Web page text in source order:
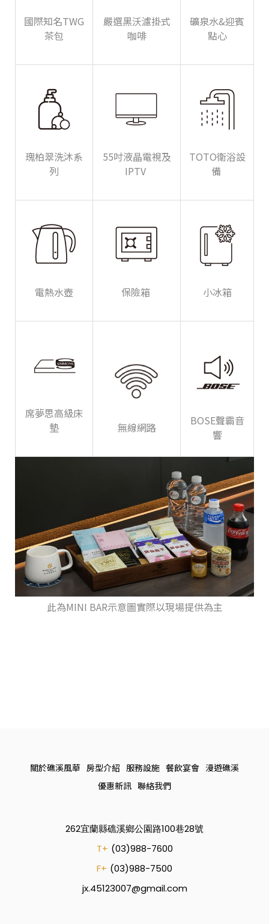
國際知名TWG
茶包
嚴選黑沃濾掛式
咖啡
礦泉水&迎賓
點心
瑰柏翠洗沐系
列
55吋液晶電視及
IPTV
TOTO衛浴設
備
電熱水壺 保險箱 小冰箱
席夢思高級床
墊
無線網路
BOSE聲霸音
響
此為MINI BAR示意圖實際以現場提供為主
關於礁溪風華 房型介紹 服務設施 餐飲宴會 漫遊礁溪
優惠新訊 聯絡我們
262宜蘭縣礁溪鄉公園路100巷28號
T+ (03)988-7600
F+ (03)988-7500
jx.45123007@gmail.com